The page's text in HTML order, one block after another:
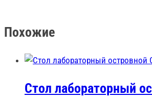
Похожие
Стол лабораторный